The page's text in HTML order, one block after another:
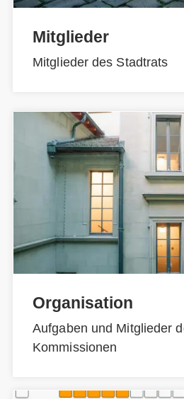
Mitglieder
Mitglieder des Stadtrats
Organisation
Aufgaben und Mitglieder
Kommissionen